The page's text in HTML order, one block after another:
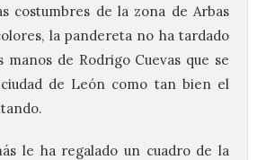
costumbres de la zona de Arbas
la pandereta no ha tardado
manos de Rodrigo Cuevas que se
de León como tan bien el
le ha regalado un cuadro de la
la
con el I
de
Coral Sacra